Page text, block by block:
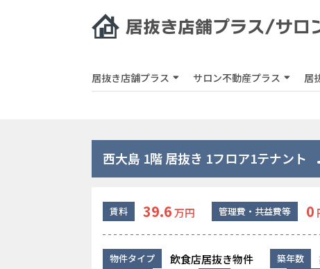
居抜き店舗プラス サロン不動産プラス 居
西大島 1階 居抜き 1フロア1テナント
賃料 39.6万円 管理費・共益費等 0
物件タイプ 飲食店居抜き物件 築年数